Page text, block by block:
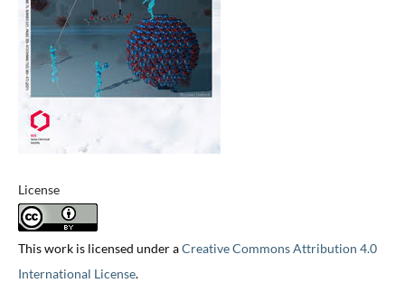
License
This work is licensed under aCreative Commons Attribution 4.0
International License.